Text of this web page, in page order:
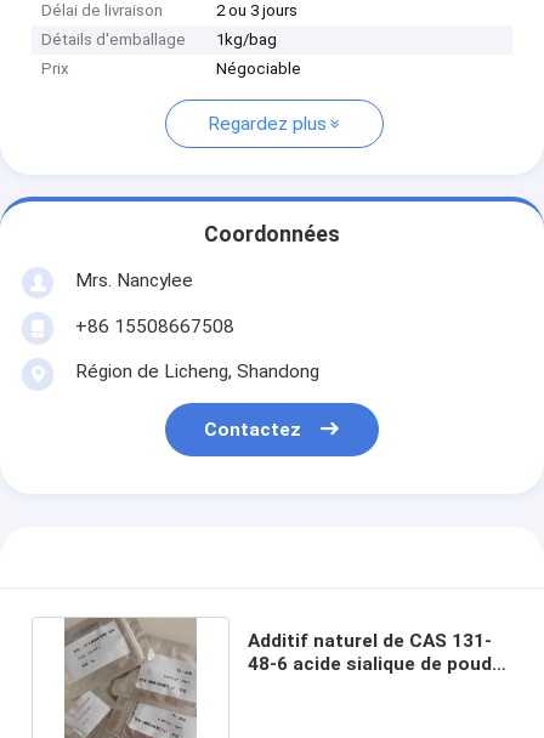
Délai de livraison
2 ou 3 jours
Détails d'emballage
1kg/bag
Prix
Négociable
Regardez plus
Coordonnées
Mrs. Nancylee
+86 15508667508
Région de Licheng, Shandong
Contactez
Additif naturel de CAS 131-
48-6 acide sialique de poudre